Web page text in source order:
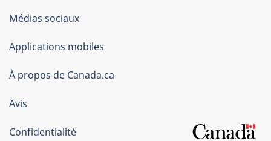
Organisation
du
gouvernement
du
Canada
Médias sociaux
Applications mobiles
À propos de Canada.ca
Avis
Confidentialité